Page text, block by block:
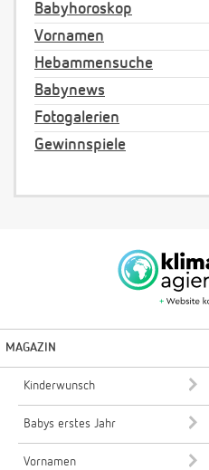
Babyhoroskop
Vornamen
Hebammensuche
Babynews
Fotogalerien
Gewinnspiele
MAGAZIN
Kinderwunsch
Babys erstes Jahr
Vornamen